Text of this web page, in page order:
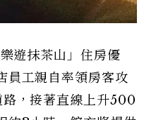
遊抹茶山」住房優
員工親自率領房客攻
，接著直線上升500